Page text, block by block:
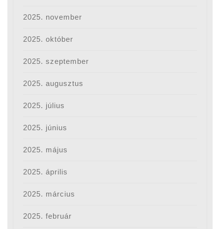
2025. november
2025. október
2025. szeptember
2025. augusztus
2025. július
2025. június
2025. május
2025. április
2025. március
2025. február